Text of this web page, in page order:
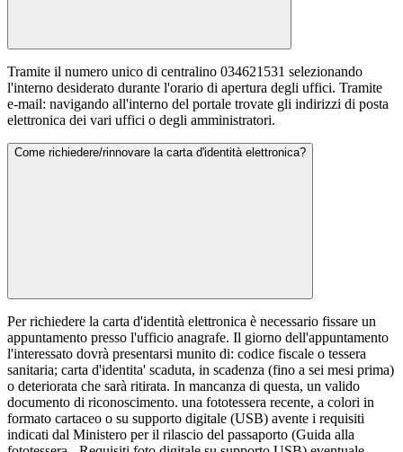
Tramite il numero unico di centralino 034621531 selezionando
l'interno desiderato durante l'orario di apertura degli uffici. Tramite
e-mail: navigando all'interno del portale trovate gli indirizzi di posta
elettronica dei vari uffici o degli amministratori.
Come richiedere/rinnovare la carta d'identità elettronica?
Per richiedere la carta d'identità elettronica è necessario fissare un
appuntamento presso l'ufficio anagrafe. Il giorno dell'appuntamento
l'interessato dovrà presentarsi munito di: codice fiscale o tessera
sanitaria; carta d'identita' scaduta, in scadenza (fino a sei mesi prima)
o deteriorata che sarà ritirata. In mancanza di questa, un valido
documento di riconoscimento. una fototessera recente, a colori in
formato cartaceo o su supporto digitale (USB) avente i requisiti
indicati dal Ministero per il rilascio del passaporto (Guida alla